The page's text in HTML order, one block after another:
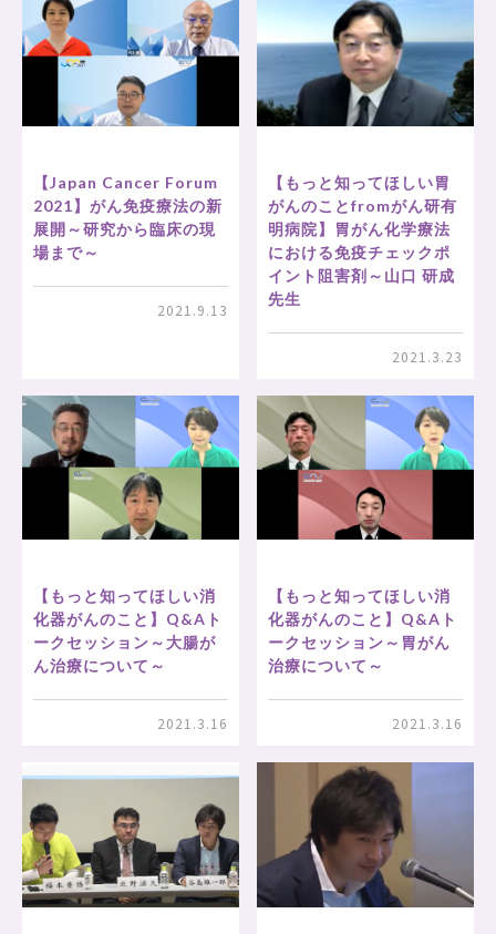
【Japan Cancer Forum
2021】がん免疫療法の新
展開～研究から臨床の現
場まで～
2021.9.13
【もっと知ってほしい胃
がんのことfromがん研有
明病院】胃がん化学療法
における免疫チェックポ
イント阻害剤～山口 研成
先生
2021.3.23
【もっと知ってほしい消
化器がんのこと】Q&Aト
ークセッション～大腸が
ん治療について～
2021.3.16
【もっと知ってほしい消
化器がんのこと】Q&Aト
ークセッション～胃がん
治療について～
2021.3.16